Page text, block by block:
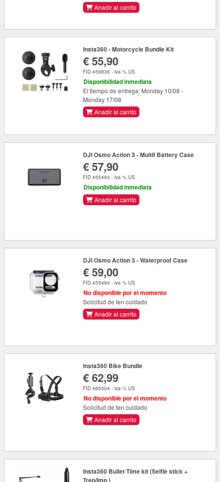
Anadir al carrito
Insta360 - Motorcycle Bundle Kit
€ 55,90
FID 459836 - iva % US
Disponibilidad inmediata
El tiempo de entrega: Monday 10/08 -
Monday 17/08
Anadir al carrito
DJI Osmo Action 3 - Multif Battery Case
€ 57,90
FID 455493 - iva % US
Disponibilidad inmediata
Anadir al carrito
DJI Osmo Action 3 - Waterproof Case
€ 59,00
FID 455494 - iva % US
No disponible por el momento
Solicitud de ten cuidado
Anadir al carrito
Insta360 Bike Bundle
€ 62,99
FID 465504 - iva % US
No disponible por el momento
Solicitud de ten cuidado
Anadir al carrito
Insta360 Bullet Time kit (Selfie stick +
Trep/Imp )